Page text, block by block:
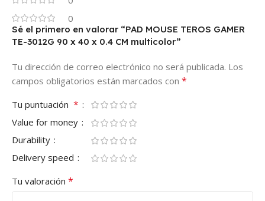
0
Sé el primero en valorar “PAD MOUSE TEROS GAMER
TE-3012G 90 x 40 x 0.4 CM multicolor”
Tu dirección de correo electrónico no será publicada. Los
campos obligatorios están marcados con *
Tu puntuación *
Value for money
Durability
Delivery speed
Tu valoración *